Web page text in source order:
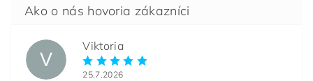
V
Viktoria
25.7.2026